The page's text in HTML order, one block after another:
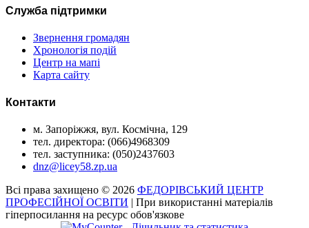
Служба підтримки
Звернення громадян
Хронологія подій
Центр на мапі
Карта сайту
Контакти
м. Запоріжжя, вул. Космічна, 129
тел. директора: (066)4968309
тел. заступника: (050)2437603
dnz@licey58.zp.ua
Всі права захищено © 2026 ФЕДОРІВСЬКИЙ ЦЕНТР
ПРОФЕСІЙНОЇ ОСВІТИ | При використанні матеріалів
гіперпосилання на ресурс обов'язкове